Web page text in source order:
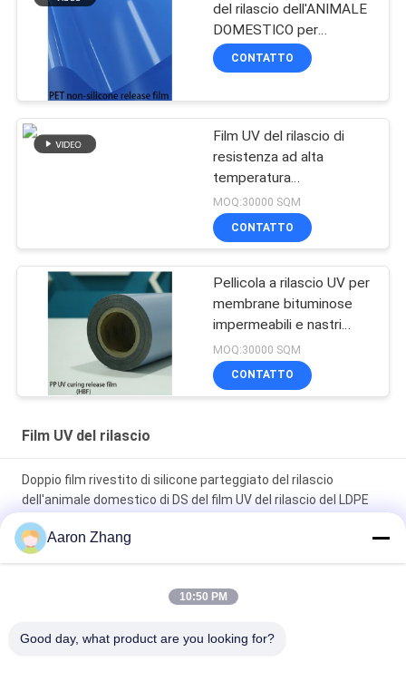
del rilascio dell'ANIMALE
DOMESTICO per
l'applicazione legante e
d'etichettatura
CONTATTO
Film UV del rilascio di
resistenza ad alta
temperatura
impermeabile di
applicazione
MOQ:30000 SQM
CONTATTO
Pellicola a rilascio UV per
membrane bituminose
impermeabili e nastri
autoadesivi
MOQ:30000 SQM
CONTATTO
Film UV del rilascio
Doppio film rivestito di silicone parteggiato del rilascio
dell'animale domestico di DS del film UV del rilascio del LDPE
dell'HDPE
I pp di trattamento UV liberano il film per legare e l'applicazione
legante e d'etichettatura
Aaron Zhang
10:50 PM
Good day, what product are you looking for?